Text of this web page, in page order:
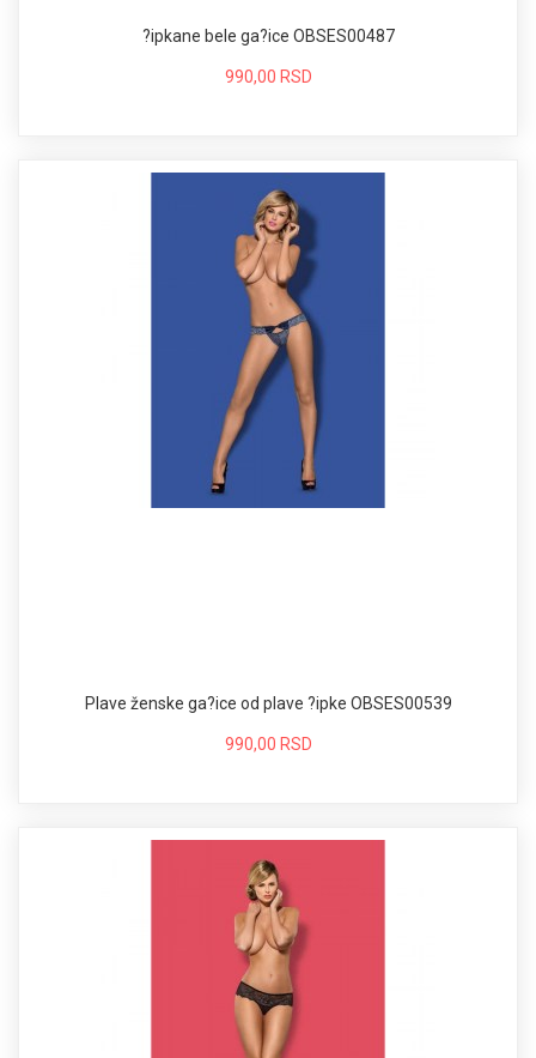
?ipkane bele ga?ice OBSES00487
990,00 RSD
Plave ženske ga?ice od plave ?ipke OBSES00539
990,00 RSD